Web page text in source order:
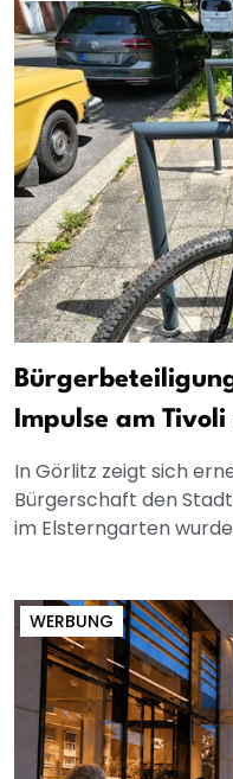
Impulse am
In Görlitz zeigt sich
Bürgerschaft den
im Elsterngarten
WERBUNG